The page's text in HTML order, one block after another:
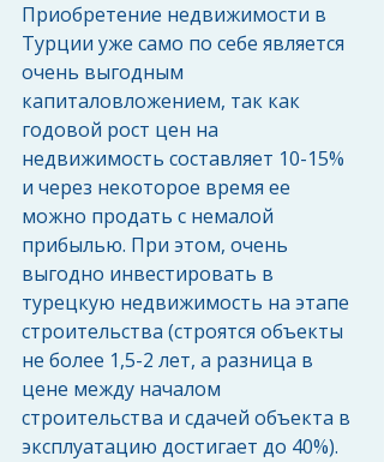
Приобретение недвижимости в
Турции уже само по себе является
очень выгодным
капиталовложением, так как
годовой рост цен на
недвижимость составляет 10-15%
и через некоторое время ее
можно продать с немалой
прибылью. При этом, очень
выгодно инвестировать в
турецкую недвижимость на этапе
строительства (строятся объекты
не более 1,5-2 лет, а разница в
цене между началом
строительства и сдачей объекта в
эксплуатацию достигает до 40%).